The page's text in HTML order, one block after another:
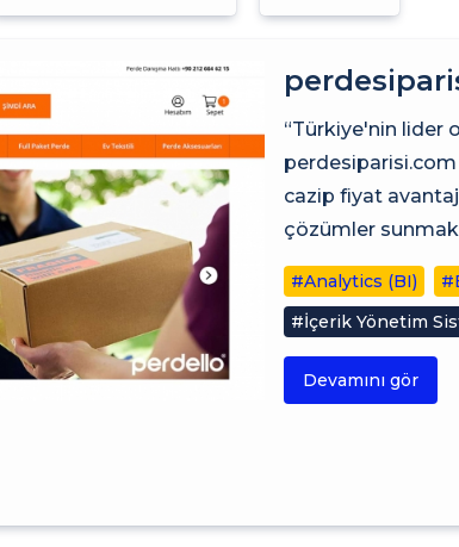
“Türkiye'nin lider
cazip fiyat
çözümler
#Analytics (BI)
#İçerik Yönetim
Devamını gör